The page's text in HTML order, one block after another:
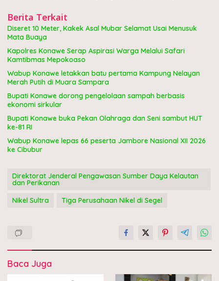
Berita Terkait
Diseret 10 Meter, Kakek Asal Mubar Selamat Usai Menusuk
Mata Buaya
Kapolres Konawe Serap Aspirasi Warga Melalui Safari
Kamtibmas Mepokoaso
Wabup Konawe letakkan batu pertama Kampung Nelayan
Merah Putih di Muara Sampara
Bupati Konawe dorong pengelolaan sampah berbasis
ekonomi sirkular
Bupati Konawe buka Pekan Olahraga dan Seni sambut HUT
ke-81 RI
Wabup Konawe lepas 66 peserta Jambore Nasional XII 2026
ke Cibubur
Direktorat Jenderal Pengawasan Sumber Daya Kelautan
dan Perikanan
Nikel Sultra
Tiga Perusahaan Nikel di Segel
Baca Juga